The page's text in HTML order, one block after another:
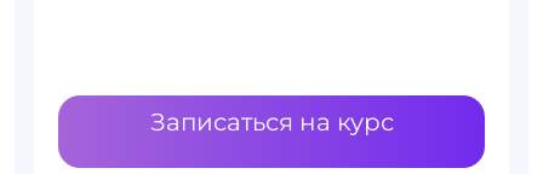
Записаться на курс